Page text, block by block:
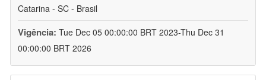
Catarina - SC - Brasil
Vigência: Tue Dec 05 00:00:00 BRT 2023-Thu Dec 31
00:00:00 BRT 2026